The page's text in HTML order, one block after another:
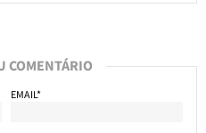
COMENTÁRIO
EMAIL*